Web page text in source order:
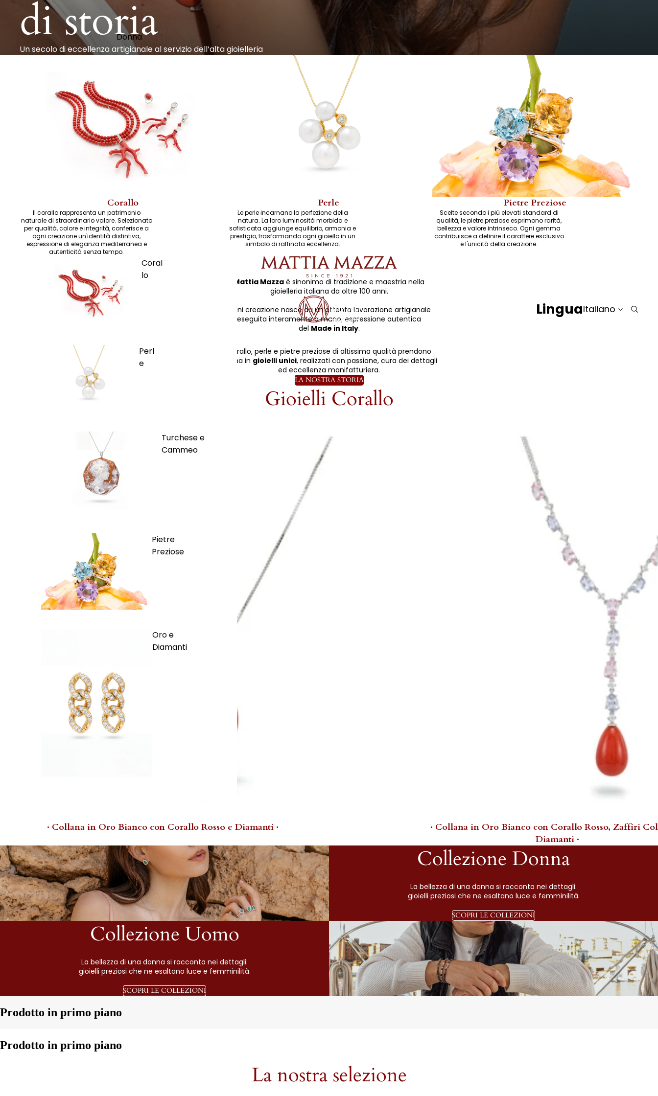
Donna
Coral
lo
Perl
e
Turchese e
Cammeo
Pietre
Preziose
Oro e
Diamanti
Lingua
di storia
Un secolo di eccellenza artigianale al servizio dell’alta gioielleria
Corallo
Il corallo rappresenta un patrimonio
naturale di straordinario valore. Selezionato
per qualità, colore e integrità, conferisce a
ogni creazione un'identità distintiva,
espressione di eleganza mediterranea e
autenticità senza tempo.
Perle
Le perle incarnano la perfezione della
natura. La loro luminosità morbida e
sofisticata aggiunge equilibrio, armonia e
prestigio, trasformando ogni gioiello in un
simbolo di raffinata eccellenza.
Pietre Preziose
Scelte secondo i più elevati standard di
qualità, le pietre preziose esprimono rarità,
bellezza e valore intrinseco. Ogni gemma
contribuisce a definire il carattere esclusivo
e l'unicità della creazione.
Mattia Mazza è sinonimo di tradizione e maestria nella
gioielleria italiana da oltre 100 anni.
Ogni creazione nasce da un’attenta lavorazione artigianale
eseguita interamente a mano, espressione autentica
del Made in Italy.
Corallo, perle e pietre preziose di altissima qualità prendono
forma in gioielli unici, realizzati con passione, cura dei dettagli
ed eccellenza manifatturiera.
LA NOSTRA STORIA
Gioielli Corallo
· Collana in Oro Bianco con Corallo Rosso e Diamanti ·
· Collana in Oro Bianco con Corallo Rosso, Zaffiri
Diamanti ·
Collezione Donna
La bellezza di una donna si racconta nei dettagli:
gioielli preziosi che ne esaltano luce e femminilità.
SCOPRI LE COLLEZIONI
Collezione Uomo
La bellezza di una donna si racconta nei dettagli:
gioielli preziosi che ne esaltano luce e femminilità.
SCOPRI LE COLLEZIONI
Prodotto in primo piano
Prodotto in primo piano
La nostra selezione